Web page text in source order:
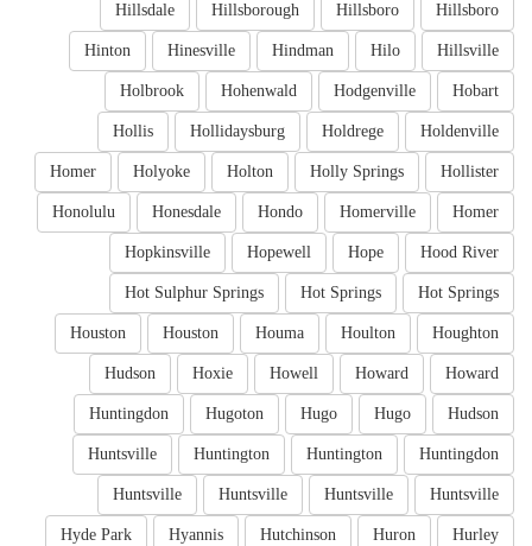
Hillsboro
Hillsboro
Hillsborough
Hillsdale
Hillsville
Hilo
Hindman
Hinesville
Hinton
Hobart
Hodgenville
Hohenwald
Holbrook
Holdenville
Holdrege
Hollidaysburg
Hollis
Hollister
Holly Springs
Holton
Holyoke
Homer
Homer
Homerville
Hondo
Honesdale
Honolulu
Hood River
Hope
Hopewell
Hopkinsville
Hot Springs
Hot Springs
Hot Sulphur Springs
Houghton
Houlton
Houma
Houston
Houston
Howard
Howard
Howell
Hoxie
Hudson
Hudson
Hugo
Hugo
Hugoton
Huntingdon
Huntingdon
Huntington
Huntington
Huntsville
Huntsville
Huntsville
Huntsville
Huntsville
Hurley
Huron
Hutchinson
Hyannis
Hyde Park